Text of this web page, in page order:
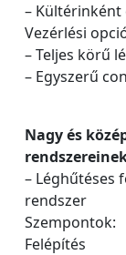
– Kültérinként
Vezérlési
– Teljes körű
– Egyszerű
Nagy és
– Léghűtéses
rendszer
Szempontok:
Felépítés